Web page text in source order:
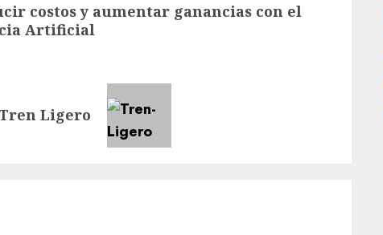
costos y aumentar ganancias con el
Artificial
Ligero